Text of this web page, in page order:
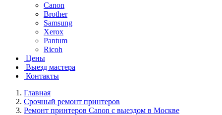
Canon
Brother
Samsung
Xerox
Pantum
Ricoh
Цены
Выезд мастера
Контакты
Главная
Срочный ремонт принтеров
Ремонт принтеров Canon с выездом в Москве